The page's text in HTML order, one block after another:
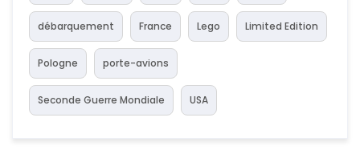
débarquement France Lego Limited Edition
Pologne porte-avions
Seconde Guerre Mondiale USA